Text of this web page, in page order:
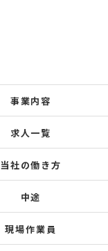
事業内容
求人一覧
当社の働き方
中途
現場作業員